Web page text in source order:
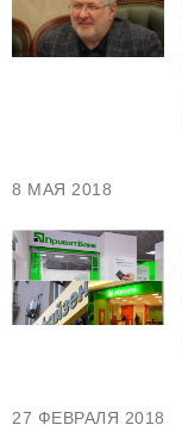
8 МАЯ 2018
27 ФЕВРАЛЯ 2018